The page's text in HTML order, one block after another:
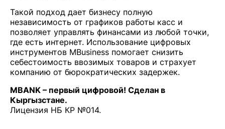
Такой подход дает бизнесу полную
независимость от графиков работы касс и
позволяет управлять финансами из любой точки,
где есть интернет. Использование цифровых
инструментов MBusiness помогает снизить
себестоимость ввозимых товаров и страхует
компанию от бюрократических задержек.
MBANK – первый цифровой! Сделан в
Кыргызстане.
Лицензия НБ КР №014.